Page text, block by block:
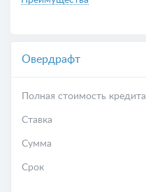
Овердрафт
Полная стоимость кредита
Ставка
Сумма
Срок